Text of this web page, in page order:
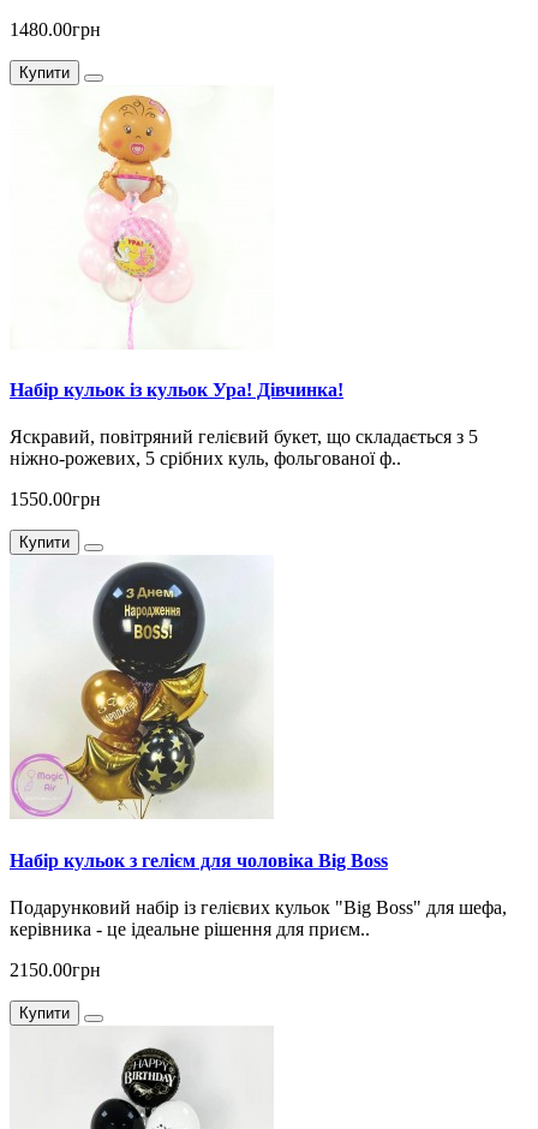
1480.00грн
Купити
Набір кульок із кульок Ура! Дівчинка!
Яскравий, повітряний гелієвий букет, що складається з 5
ніжно-рожевих, 5 срібних куль, фольгованої ф..
1550.00грн
Купити
Набір кульок з гелієм для чоловіка Big Boss
Подарунковий набір із гелієвих кульок "Big Boss" для шефа,
керівника - це ідеальне рішення для приєм..
2150.00грн
Купити